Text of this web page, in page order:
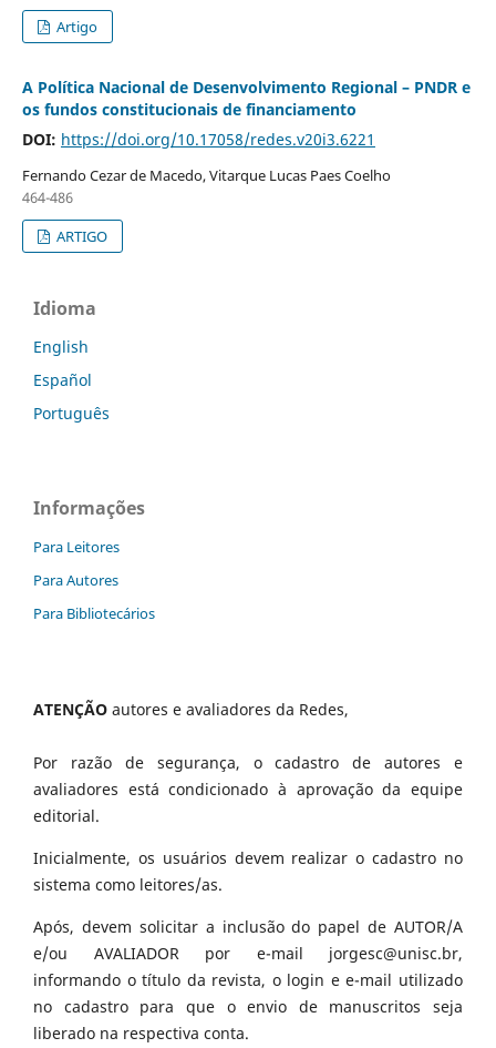
Artigo
A Política Nacional de Desenvolvimento Regional – PNDR e
os fundos constitucionais de financiamento
DOI: https://doi.org/10.17058/redes.v20i3.6221
Fernando Cezar de Macedo, Vitarque Lucas Paes Coelho
464-486
ARTIGO
Idioma
English
Español
Português
Informações
Para Leitores
Para Autores
Para Bibliotecários
ATENÇÃO autores e avaliadores da Redes,
Por razão de segurança, o cadastro de autores e
avaliadores está condicionado à aprovação da equipe
editorial.
Inicialmente, os usuários devem realizar o cadastro no
sistema como leitores/as.
Após, devem solicitar a inclusão do papel de AUTOR/A
e/ou AVALIADOR por e-mail jorgesc@unisc.br,
informando o título da revista, o login e e-mail utilizado
no cadastro para que o envio de manuscritos seja
liberado na respectiva conta.